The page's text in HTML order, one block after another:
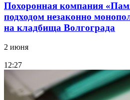
Похоронная компания
подходом незаконно
на кладбища Волгограда
2 июня
12:27